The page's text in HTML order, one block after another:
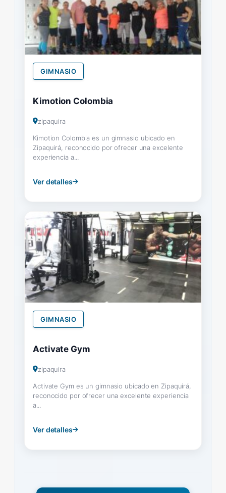
GIMNASIO
Kimotion Colombia
zipaquira
Kimotion Colombia es un gimnasio ubicado en
Zipaquirá, reconocido por ofrecer una excelente
experiencia a...
Ver detalles
GIMNASIO
Activate Gym
zipaquira
Activate Gym es un gimnasio ubicado en Zipaquirá,
reconocido por ofrecer una excelente experiencia
a...
Ver detalles